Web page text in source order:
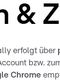
&
erfolgt über
bzw.
Chrome